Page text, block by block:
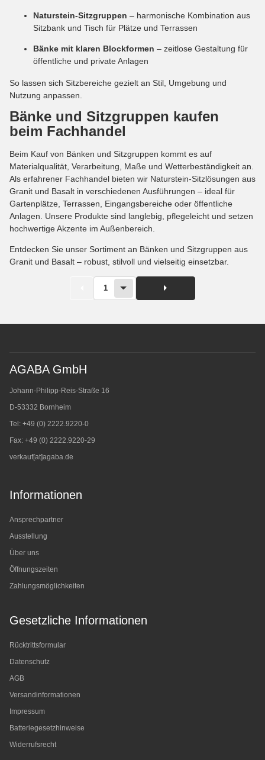
Naturstein-Sitzgruppen – harmonische Kombination aus
Sitzbank und Tisch für Plätze und Terrassen
Bänke mit klaren Blockformen – zeitlose Gestaltung für
öffentliche und private Anlagen
So lassen sich Sitzbereiche gezielt an Stil, Umgebung und
Nutzung anpassen.
Bänke und Sitzgruppen kaufen
beim Fachhandel
Beim Kauf von Bänken und Sitzgruppen kommt es auf
Materialqualität, Verarbeitung, Maße und Wetterbeständigkeit an.
Als erfahrener Fachhandel bieten wir Naturstein-Sitzlösungen aus
Granit und Basalt in verschiedenen Ausführungen – ideal für
Gartenplätze, Terrassen, Eingangsbereiche oder öffentliche
Anlagen. Unsere Produkte sind langlebig, pflegeleicht und setzen
hochwertige Akzente im Außenbereich.
Entdecken Sie unser Sortiment an Bänken und Sitzgruppen aus
Granit und Basalt – robust, stilvoll und vielseitig einsetzbar.
1
AGABA GmbH
Johann-Philipp-Reis-Straße 16
D-53332 Bornheim
Tel: +49 (0) 2222.9220-0
Fax: +49 (0) 2222.9220-29
verkauf[at]agaba.de
Informationen
Ansprechpartner
Ausstellung
Über uns
Öffnungszeiten
Zahlungsmöglichkeiten
Gesetzliche Informationen
Rücktrittsformular
Datenschutz
AGB
Versandinformationen
Impressum
Batteriegesetzhinweise
Widerrufsrecht